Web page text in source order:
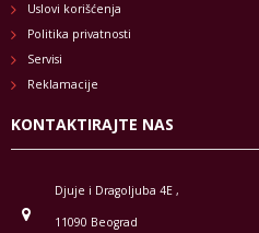
Uslovi korišćenja
Politika privatnosti
Servisi
Reklamacije
KONTAKTIRAJTE NAS
Djuje i Dragoljuba 4E ,
11090 Beograd